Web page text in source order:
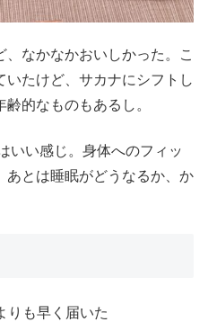
なかなかおいしかった。こ
たけど、サカナにシフトし
的なものもあるし。
いい感じ。身体へのフィッ
あとは睡眠がどうなるか、か
りも早く届いた